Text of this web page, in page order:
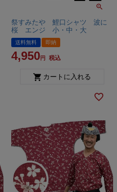
祭すみたや 鯉口シャツ 波に
桜 エンジ 小・中・大
送料無料 即納
4,950 税込
カートに入れる